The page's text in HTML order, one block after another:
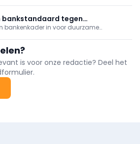
en Leuven lijken beter voorbereid;
bankstandaard tegen
bankenkader in voor duurzame
gebouwen versnellen.
is voor onze redactie? Deel het